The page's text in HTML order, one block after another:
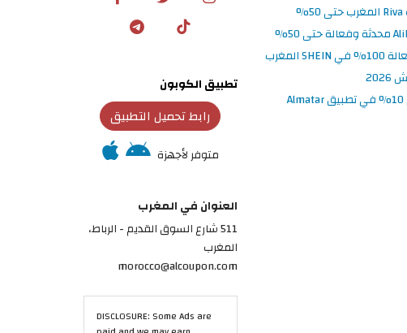
تطبيق الكوبون
رابط تحميل التطبيق
متوفر لأجهزة
العنوان في المغرب
511 شارع السوق القديم - الرباط،
المغرب
morocco@alcoupon.com
DISCLOSURE: Some Ads are